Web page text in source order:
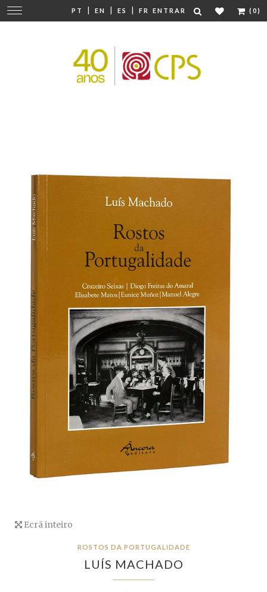
PT | EN | ES | FR ENTRAR (0)
Mudar
navegação
Ecrã inteiro
ROSTOS DA PORTUGALIDADE
LUÍS MACHADO